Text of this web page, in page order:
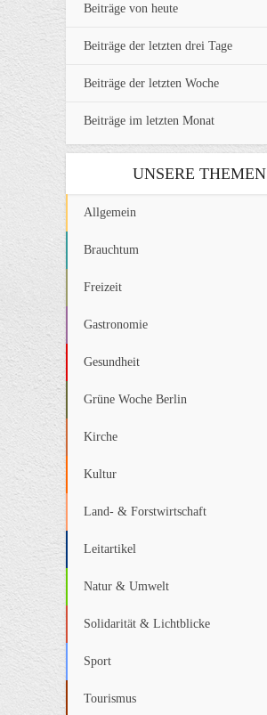
Beiträge von heute
Beiträge der letzten drei Tage
Beiträge der letzten Woche
Beiträge im letzten Monat
UNSERE THEMEN
Allgemein
Brauchtum
Freizeit
Gastronomie
Gesundheit
Grüne Woche Berlin
Kirche
Kultur
Land- & Forstwirtschaft
Leitartikel
Natur & Umwelt
Solidarität & Lichtblicke
Sport
Tourismus